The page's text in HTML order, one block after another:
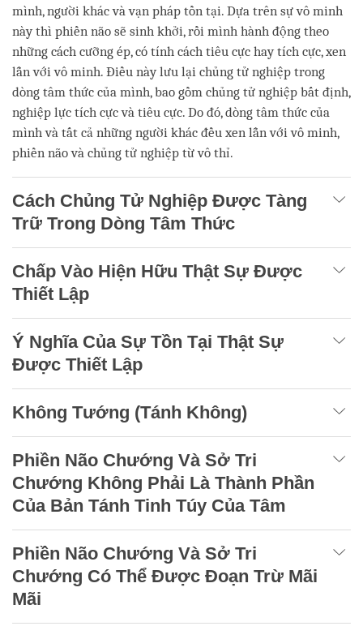
mình, người khác và vạn pháp tồn tại. Dựa trên sự vô minh
này thì phiền não sẽ sinh khởi, rồi mình hành động theo
những cách cưỡng ép, có tính cách tiêu cực hay tích cực, xen
lẫn với vô minh. Điều này lưu lại chủng tử nghiệp trong
dòng tâm thức của mình, bao gồm chủng tử nghiệp bất định,
nghiệp lực tích cực và tiêu cực. Do đó, dòng tâm thức của
mình và tất cả những người khác đều xen lẫn với vô minh,
phiền não và chủng tử nghiệp từ vô thỉ.
Cách Chủng Tử Nghiệp Được Tàng
Trữ Trong Dòng Tâm Thức
Chấp Vào Hiện Hữu Thật Sự Được
Thiết Lập
Ý Nghĩa Của Sự Tồn Tại Thật Sự
Được Thiết Lập
Không Tướng (Tánh Không)
Phiền Não Chướng Và Sở Tri
Chướng Không Phải Là Thành Phần
Của Bản Tánh Tinh Túy Của Tâm
Phiền Não Chướng Và Sở Tri
Chướng Có Thể Được Đoạn Trừ Mãi
Mãi